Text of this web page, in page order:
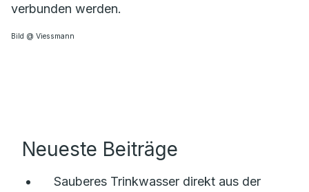
verbunden werden.
Bild @ Viessmann
Neueste Beiträge
Sauberes Trinkwasser direkt aus der